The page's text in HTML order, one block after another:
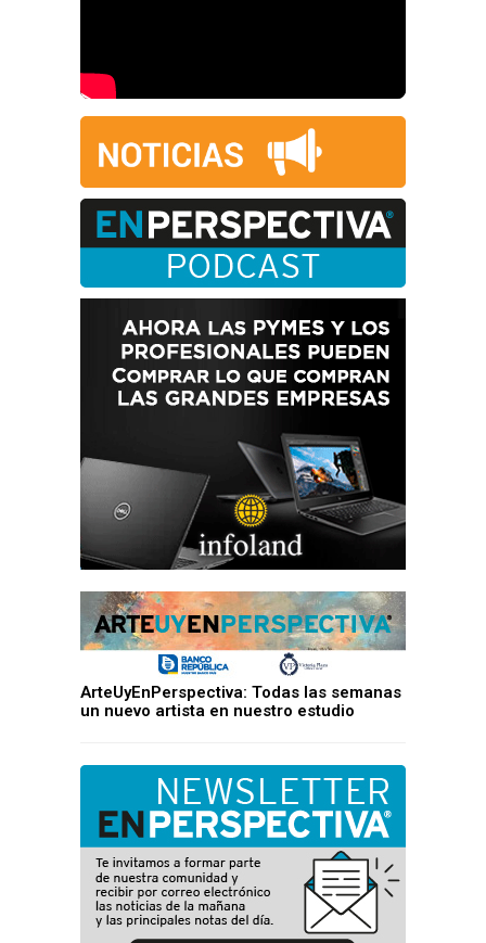
ArteUyEnPerspectiva: Todas las semanas
un nuevo artista en nuestro estudio